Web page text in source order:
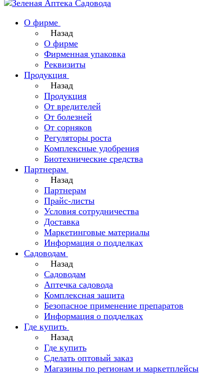
О фирме
Назад
О фирме
Фирменная упаковка
Реквизиты
Продукция
Назад
Продукция
От вредителей
От болезней
От сорняков
Регуляторы роста
Комплексные удобрения
Биотехнические средства
Партнерам
Назад
Партнерам
Прайс-листы
Условия сотрудничества
Доставка
Маркетинговые материалы
Информация о подделках
Садоводам
Назад
Садоводам
Аптечка садовода
Комплексная защита
Безопасное применение препаратов
Информация о подделках
Где купить
Назад
Где купить
Сделать оптовый заказ
Магазины по регионам и маркетплейсы